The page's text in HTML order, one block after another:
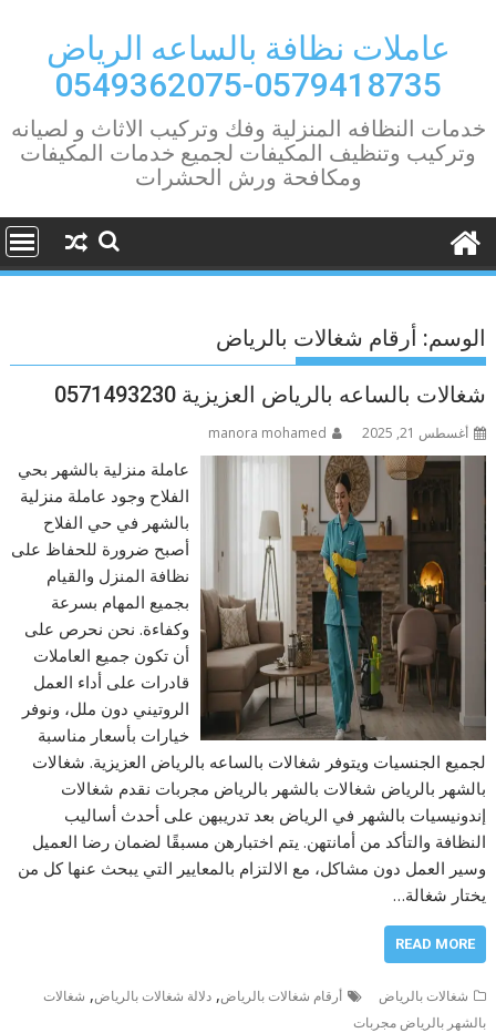
contentعاملات نظافة بالساعه الرياض
0579418735-0549362075
خدمات النظافه المنزلية وفك وتركيب الاثاث و لصيانه
وتركيب وتنظيف المكيفات لجميع خدمات المكيفات
ومكافحة ورش الحشرات
الوسم: أرقام شغالات بالرياض
شغالات بالساعه بالرياض العزيزية 0571493230
أغسطس 21, 2025 manora mohamed
عاملة منزلية بالشهر بحي
الفلاح وجود عاملة منزلية
بالشهر في حي الفلاح
أصبح ضرورة للحفاظ على
نظافة المنزل والقيام
بجميع المهام بسرعة
وكفاءة. نحن نحرص على
أن تكون جميع العاملات
قادرات على أداء العمل
الروتيني دون ملل، ونوفر
خيارات بأسعار مناسبة
لجميع الجنسيات ويتوفر شغالات بالساعه بالرياض العزيزية. شغالات
بالشهر بالرياض شغالات بالشهر بالرياض مجربات نقدم شغالات
إندونيسيات بالشهر في الرياض بعد تدريبهن على أحدث أساليب
النظافة والتأكد من أمانتهن. يتم اختبارهن مسبقًا لضمان رضا العميل
وسير العمل دون مشاكل، مع الالتزام بالمعايير التي يبحث عنها كل من
يختار شغالة…
READ MORE
شغالات بالرياض أرقام شغالات بالرياض,دلالة شغالات بالرياض, شغالات
بالشهر بالرياض مجربات